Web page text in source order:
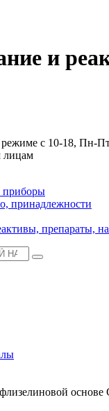
и
с 10-18, Пн-
лицам
приборы
принадлежности
препараты,
основе